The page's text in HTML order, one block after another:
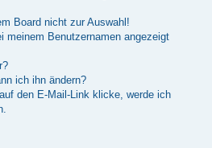
Board nicht zur Auswahl!
meinem Benutzernamen angezeigt
ich ihn ändern?
den E-Mail-Link klicke, werde ich